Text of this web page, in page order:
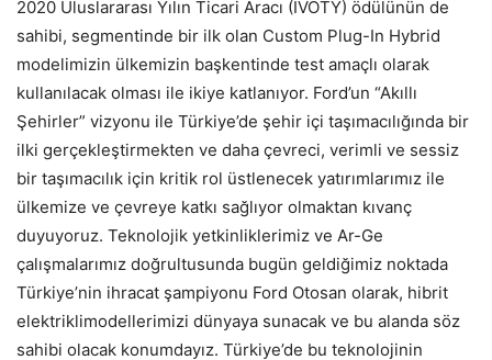
2020 Uluslararası Yılın Ticari Aracı (IVOTY) ödülünün de
sahibi, segmentinde bir ilk olan Custom Plug-In Hybrid
modelimizin ülkemizin başkentinde test amaçlı olarak
kullanılacak olması ile ikiye katlanıyor. Ford’un “Akıllı
Şehirler” vizyonu ile Türkiye’de şehir içi taşımacılığında bir
ilki gerçekleştirmekten ve daha çevreci, verimli ve sessiz
bir taşımacılık için kritik rol üstlenecek yatırımlarımız ile
ülkemize ve çevreye katkı sağlıyor olmaktan kıvanç
duyuyoruz. Teknolojik yetkinliklerimiz ve Ar-Ge
çalışmalarımız doğrultusunda bugün geldiğimiz noktada
Türkiye’nin ihracat şampiyonu Ford Otosan olarak, hibrit
elektriklimodellerimizi dünyaya sunacak ve bu alanda söz
sahibi olacak konumdayız. Türkiye’de bu teknolojinin